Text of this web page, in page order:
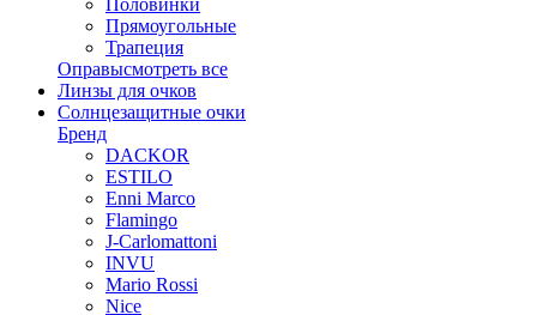
Прямоугольные
Трапеция
Оправысмотреть все
Линзы для очков
Солнцезащитные очки
Бренд
DACKOR
ESTILO
Enni Marco
Flamingo
J-Carlomattoni
INVU
Mario Rossi
Nice